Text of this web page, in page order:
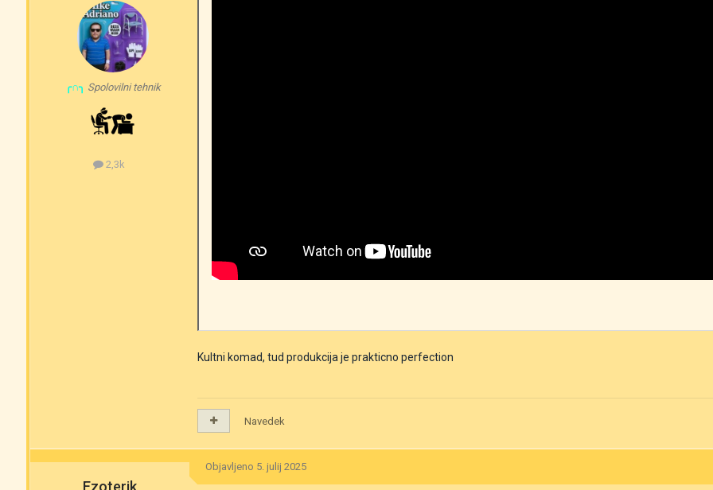
╭∩╮ Spolovilni tehnik
2,3k
Kultni komad, tud produkcija je prakticno perfection
Navedek
Ezoterik
Objavljeno 5. julij 2025